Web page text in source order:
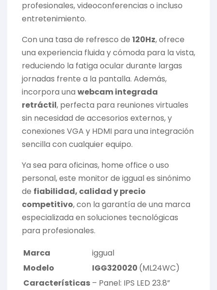
profesionales, videoconferencias o incluso
entretenimiento.
Con una tasa de refresco de 120Hz, ofrece
una experiencia fluida y cómoda para la vista,
reduciendo la fatiga ocular durante largas
jornadas frente a la pantalla. Además,
incorpora una webcam integrada
retráctil, perfecta para reuniones virtuales
sin necesidad de accesorios externos, y
conexiones VGA y HDMI para una integración
sencilla con cualquier equipo.
Ya sea para oficinas, home office o uso
personal, este monitor de iggual es sinónimo
de fiabilidad, calidad y precio
competitivo, con la garantía de una marca
especializada en soluciones tecnológicas
para profesionales.
Marca
iggual
Modelo
IGG320020 (ML24WC)
Características – Panel: IPS LED 23.8”